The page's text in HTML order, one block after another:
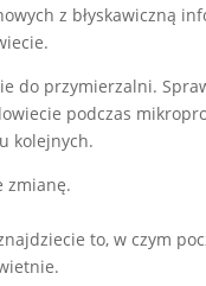
z błyskawiczną
do przymierzalni.
podczas
kolejnych.
zmianę.
to, w czym